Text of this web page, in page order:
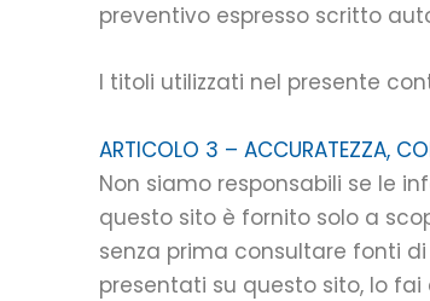
preventivo espresso scritto
I titoli utilizzati nel presente
ARTICOLO 3 – ACCURATEZZA,
Non siamo responsabili se le
questo sito è fornito solo a
senza prima consultare fonti
presentati su questo sito, lo